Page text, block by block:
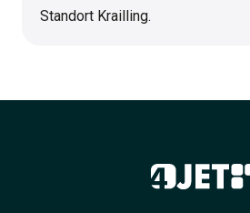
Standort Krailling.